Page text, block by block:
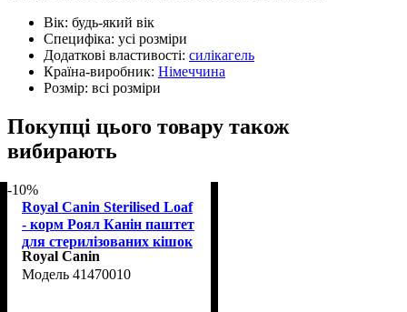
Вік: будь-який вік
Специфіка: усі розміри
Додаткові властивості: силікагель
Країна-виробник: Німеччина
Розмір: всі розміри
Покупці цього товару також
вибирають
-10%
Royal Canin Sterilised Loaf
- корм Роял Канін паштет
для стерилізованих кішок
85 г (41470010)
Royal Canin
41470010